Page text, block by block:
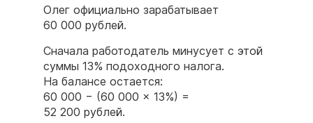
Олег официально зарабатывает
60 000 рублей.
Сначала работодатель минусует с этой
суммы 13% подоходного налога.
На балансе остается:
60 000 − (60 000 × 13%) =
52 200 рублей.